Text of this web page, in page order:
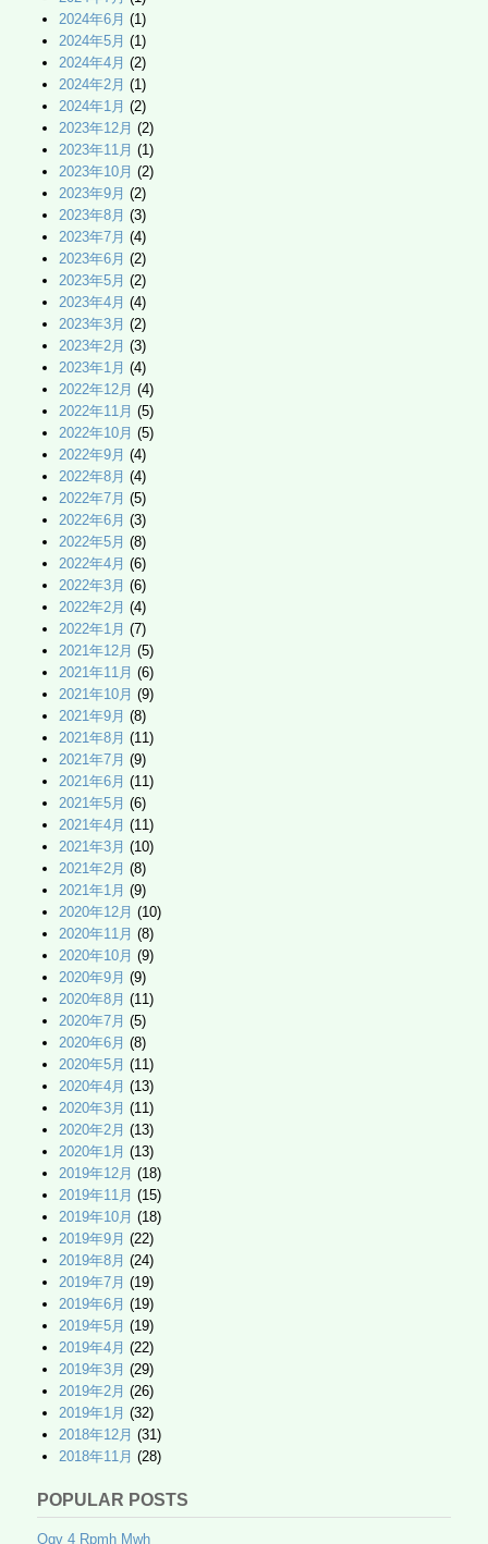
2024年6月 (1)
2024年5月 (1)
2024年4月 (2)
2024年2月 (1)
2024年1月 (2)
2023年12月 (2)
2023年11月 (1)
2023年10月 (2)
2023年9月 (2)
2023年8月 (3)
2023年7月 (4)
2023年6月 (2)
2023年5月 (2)
2023年4月 (4)
2023年3月 (2)
2023年2月 (3)
2023年1月 (4)
2022年12月 (4)
2022年11月 (5)
2022年10月 (5)
2022年9月 (4)
2022年8月 (4)
2022年7月 (5)
2022年6月 (3)
2022年5月 (8)
2022年4月 (6)
2022年3月 (6)
2022年2月 (4)
2022年1月 (7)
2021年12月 (5)
2021年11月 (6)
2021年10月 (9)
2021年9月 (8)
2021年8月 (11)
2021年7月 (9)
2021年6月 (11)
2021年5月 (6)
2021年4月 (11)
2021年3月 (10)
2021年2月 (8)
2021年1月 (9)
2020年12月 (10)
2020年11月 (8)
2020年10月 (9)
2020年9月 (9)
2020年8月 (11)
2020年7月 (5)
2020年6月 (8)
2020年5月 (11)
2020年4月 (13)
2020年3月 (11)
2020年2月 (13)
2020年1月 (13)
2019年12月 (18)
2019年11月 (15)
2019年10月 (18)
2019年9月 (22)
2019年8月 (24)
2019年7月 (19)
2019年6月 (19)
2019年5月 (19)
2019年4月 (22)
2019年3月 (29)
2019年2月 (26)
2019年1月 (32)
2018年12月 (31)
2018年11月 (28)
POPULAR POSTS
Oqv 4 Rpmh Mwh